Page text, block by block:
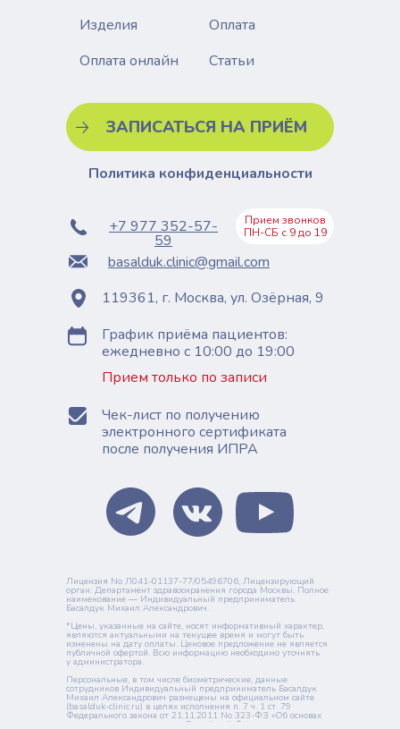
Лицензия No Л041-01137-77/05496706; Лицензирующий
орган: Департамент здравоохранения города Москвы. Полное
наименование — Индивидуальный предприниматель
Басалдук Михаил Александрович.
*Цены, указанные на сайте, носят информативный характер,
являются актуальными на текущее время и могут быть
изменены на дату оплаты. Ценовое предложение не является
публичной офертой. Всю информацию необходимо уточнять
у администратора.
Персональные, в том числе биометрические, данные
сотрудников Индивидуальный предприниматель Басалдук
Михаил Александрович размещены на официальном сайте
(basalduk-clinic.ru) в целях исполнения п. 7 ч. 1 ст. 79
Федерального закона от 21.11.2011 No 323-ФЗ «Об основах
охраны здоровья граждан в Российской Федерации»
ЗАПИСАТЬСЯ НА ПРИЁМ
Изделия
+7 977 352-57-
59
basalduk.clinic@gmail.com
119361, г. Москва, ул. Озёрная, 9
График приёма пациентов:
ежедневно с 10:00 до 19:00
Прием только по записи
Чек-лист по получению
электронного сертификата
после получения ИПРА
Политика конфиденциальности
Оплата
Статьи
Оплата онлайн
Прием звонков
ПН-СБ с 9 до 19